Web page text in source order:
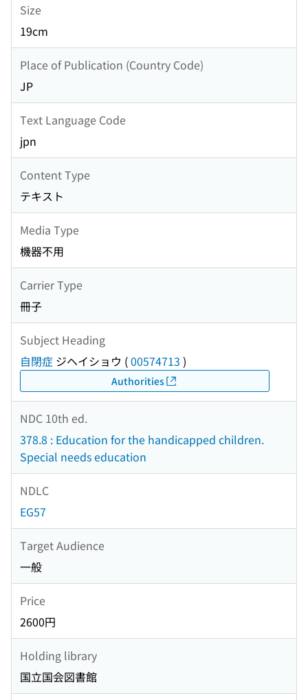
Size
19cm
Place of Publication (Country Code)
JP
Text Language Code
jpn
Content Type
テキスト
Media Type
機器不用
Carrier Type
冊子
Subject Heading
自閉症 ジヘイショウ (00574713 )
Authorities
NDC 10th ed.
378.8 : Education for the handicapped children.
Special needs education
NDLC
EG57
Target Audience
一般
Price
2600円
Holding library
国立国会図書館